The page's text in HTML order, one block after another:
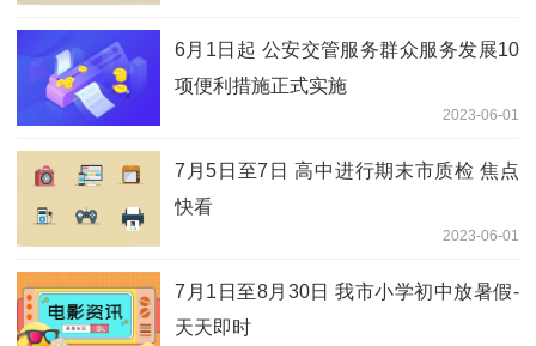
6月1日起 公安交管服务群众服务发展10
项便利措施正式实施
2023-06-01
7月5日至7日 高中进行期末市质检 焦点
快看
2023-06-01
7月1日至8月30日 我市小学初中放暑假-
天天即时